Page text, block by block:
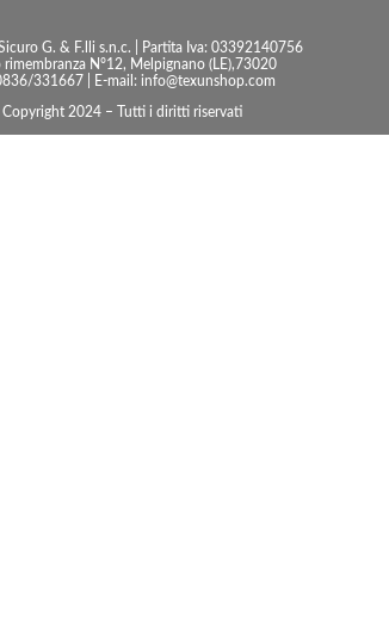
Sicuro G. & F.lli s.n.c. | Partita Iva: 03392140756
rimembranza N°12, Melpignano (LE),73020
0836/331667 | E-mail: info@texunshop.com
Copyright 2024 – Tutti i diritti riservati